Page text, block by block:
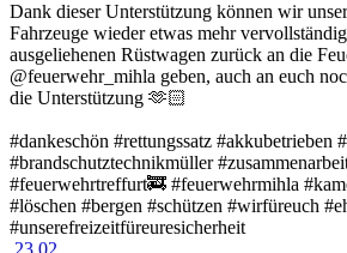
Dank dieser Unterstützung können wir
Fahrzeuge wieder etwas mehr
ausgeliehenen Rüstwagen zurück an die
@feuerwehr_mihla geben, auch an euch
die Unterstützung 🫶🏻
#dankeschön #rettungssatz #akkubetrieben
#brandschutztechnikmüller
#feuerwehrtreffurt🚒 #feuerwehrmihla
#löschen #bergen #schützen #wirfüreuch
#unserefreizeitfüreuresicherheit